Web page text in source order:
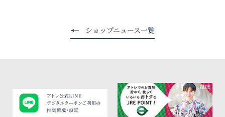
ショップニュース一覧